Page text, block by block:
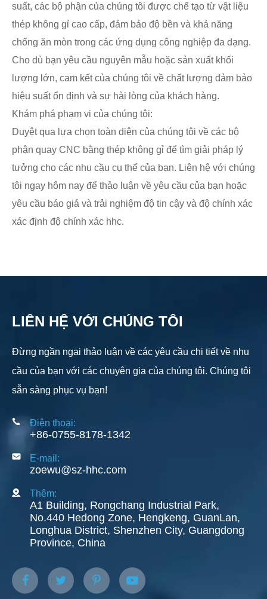
suất, các bộ phận của chúng tôi được chế tạo từ vật liệu
thép không gỉ cao cấp, đảm bảo độ bền và khả năng
chống ăn mòn trong các ứng dụng công nghiệp đa dạng.
Cho dù bạn yêu cầu nguyên mẫu hoặc sản xuất khối
lượng lớn, cam kết của chúng tôi về chất lượng đảm bảo
hiệu suất ổn định và sự hài lòng của khách hàng.
Khám phá phạm vi của chúng tôi:
Duyệt qua lựa chọn toàn diện của chúng tôi về các bộ
phận quay CNC bằng thép không gỉ để tìm giải pháp lý
tưởng cho các nhu cầu cụ thể của bạn. Liên hệ với chúng
tôi ngay hôm nay để thảo luận về yêu cầu của bạn hoặc
yêu cầu báo giá và trải nghiệm độ tin cậy và độ chính xác
xác định độ chính xác hhc.
LIÊN HỆ VỚI CHÚNG TÔI
Đừng ngần ngại thảo luận về các yêu cầu chi tiết về nhu
cầu của bạn với các chuyên gia của chúng tôi. Chúng tôi
sẵn sàng phục vụ bạn!
Điện thoại:
+86-0755-8178-1342
E-mail:
zoewu@sz-hhc.com
Thêm:
A1 Building, Rongchang Industrial Park,
No.440 Hedong Zone, Hengkeng, GuanLan,
Longhua District, Shenzhen City, Guangdong
Province, China